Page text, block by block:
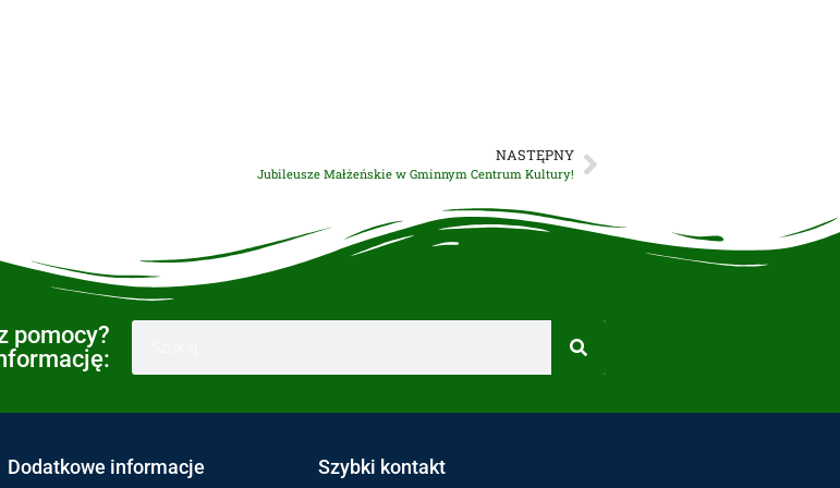
NASTĘPNY
Jubileusze Małżeńskie w Gminnym Centrum Kultury!
pomocy?
Dodatkowe informacje Szybki kontakt